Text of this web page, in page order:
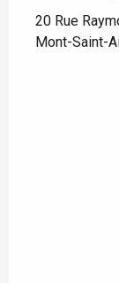
20 Rue
Mont-Saint-